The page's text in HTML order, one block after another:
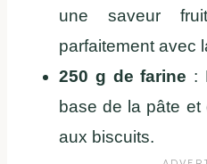
une saveur
parfaitement avec
250 g de farine :
base de la pâte
aux biscuits.